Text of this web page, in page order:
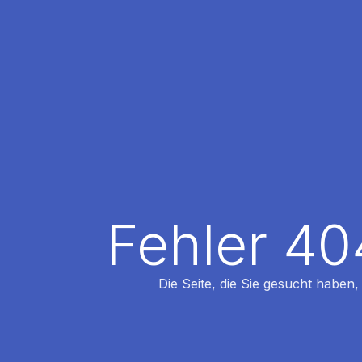
Fehler
Die Seite, die Sie gesucht